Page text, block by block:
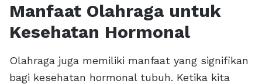
Manfaat Olahraga untuk
Kesehatan Hormonal
Olahraga juga memiliki manfaat yang signifikan
bagi kesehatan hormonal tubuh. Ketika kita